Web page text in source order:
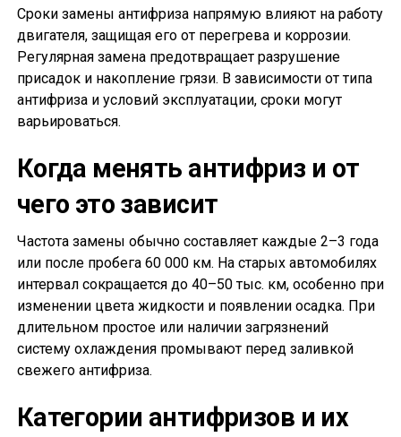
Сроки замены антифриза напрямую влияют на работу
двигателя, защищая его от перегрева и коррозии.
Регулярная замена предотвращает разрушение
присадок и накопление грязи. В зависимости от типа
антифриза и условий эксплуатации, сроки могут
варьироваться.
Когда менять антифриз и от
чего это зависит
Частота замены обычно составляет каждые 2–3 года
или после пробега 60 000 км. На старых автомобилях
интервал сокращается до 40–50 тыс. км, особенно при
изменении цвета жидкости и появлении осадка. При
длительном простое или наличии загрязнений
систему охлаждения промывают перед заливкой
свежего антифриза.
Категории антифризов и их